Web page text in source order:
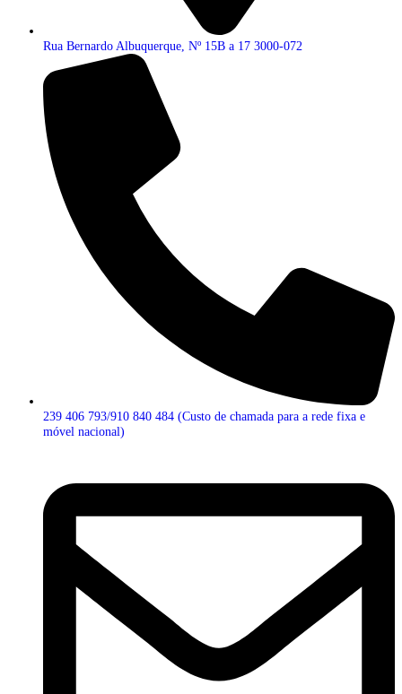
Rua Bernardo Albuquerque, Nº 15B a 17 3000-072
239 406 793/910 840 484 (Custo de chamada para a rede fixa e
móvel nacional)